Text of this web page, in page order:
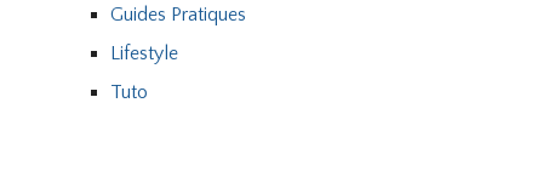
Guides Pratiques
Lifestyle
Tuto